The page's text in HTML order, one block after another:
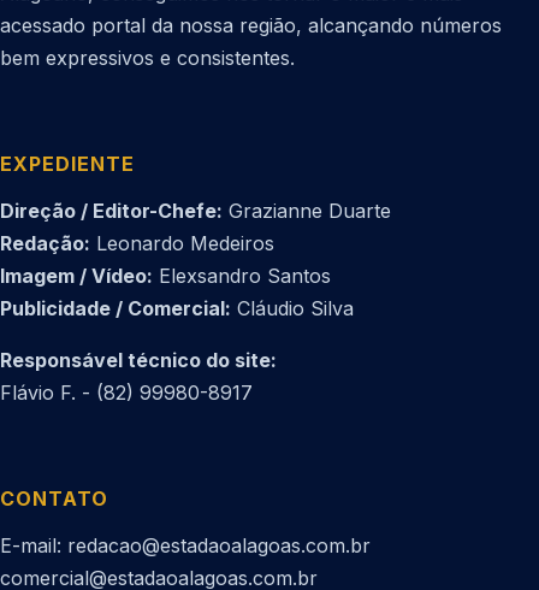
acessado portal da nossa região, alcançando números
bem expressivos e consistentes.
EXPEDIENTE
Direção / Editor-Chefe: Grazianne Duarte
Redação: Leonardo Medeiros
Imagem / Vídeo: Elexsandro Santos
Publicidade / Comercial: Cláudio Silva
Responsável técnico do site:
Flávio F. - (82) 99980-8917
CONTATO
E-mail: redacao@estadaoalagoas.com.br
comercial@estadaoalagoas.com.br